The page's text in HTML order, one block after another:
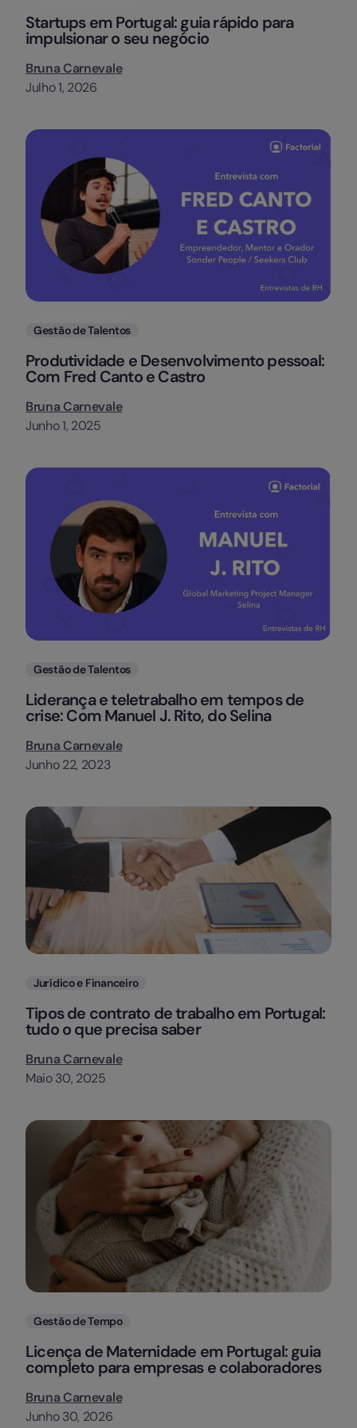
Startups em Portugal: guia rápido para
impulsionar o seu negócio
Bruna Carnevale
Julho 1, 2026
Categorias
Gestão de Talentos
Produtividade e Desenvolvimento pessoal:
Com Fred Canto e Castro
Bruna Carnevale
Junho 1, 2025
Categorias
Gestão de Talentos
Liderança e teletrabalho em tempos de
crise: Com Manuel J. Rito, do Selina
Bruna Carnevale
Junho 22, 2023
Categorias
Jurídico e Financeiro
Tipos de contrato de trabalho em Portugal:
tudo o que precisa saber
Bruna Carnevale
Maio 30, 2025
Categorias
Gestão de Tempo
Licença de Maternidade em Portugal: guia
completo para empresas e colaboradores
Bruna Carnevale
Junho 30, 2026